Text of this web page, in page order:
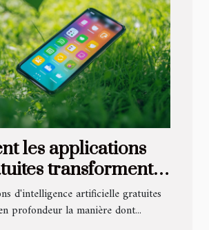
les applications
transforment-
quotidien ?
d'intelligence artificielle gratuites
profondeur la manière dont...